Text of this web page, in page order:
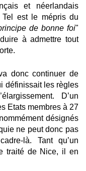
et néerlandais
Tel est le mépris du
de bonne foi"
à admettre tout
donc continuer de
définissait les règles
D’un
Etats membres à 27
désignés
ne peut donc pas
là. Tant qu’un
traité de Nice, il en